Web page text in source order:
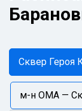
Сквер Героя
м-н ОМА —